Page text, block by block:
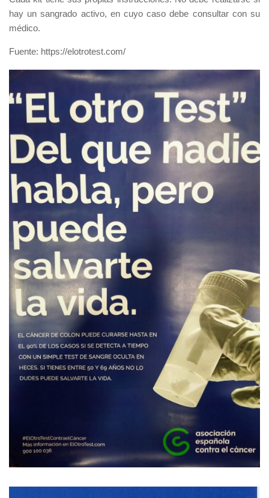
hay un sangrado activo, en cuyo caso debe consultar con su
médico.
Fuente: https://elotrotest.com/